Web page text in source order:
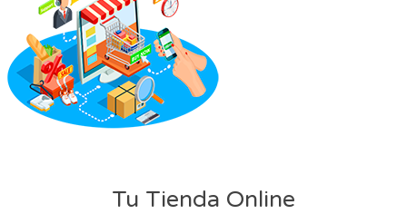
Tu Tienda Online